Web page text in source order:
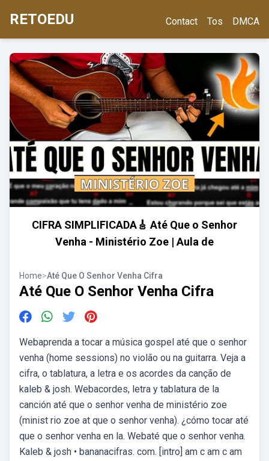
RETOEDU Contact Tos DMCA
CIFRA SIMPLIFICADA🎸 Até Que o Senhor
Venha - Ministério Zoe | Aula de
Home>Até Que O Senhor Venha Cifra
Até Que O Senhor Venha Cifra
Webaprenda a tocar a música gospel até que o senhor
venha (home sessions) no violão ou na guitarra. Veja a
cifra, o tablatura, a letra e os acordes da canção de
kaleb & josh. Webacordes, letra y tablatura de la
canción até que o senhor venha de ministério zoe
(minist rio zoe at que o senhor venha). ¿cómo tocar até
que o senhor venha en la. Webaté que o senhor venha.
Kaleb & josh • bananacifras. com. [intro] am c am c am